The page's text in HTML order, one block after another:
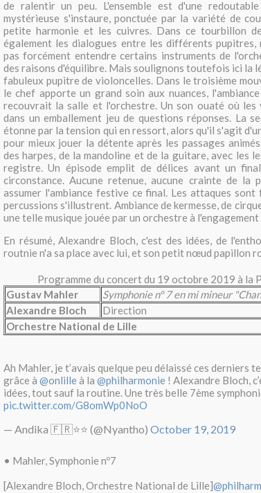
de ralentir un peu. L'ensemble est d'une
mystérieuse s'instaure, ponctuée par la variété de
petite harmonie et les cuivres. Dans ce tourbillon
également les dialogues entre les différents
pas forcément entendre certains instruments de
des raisons d'équilibre. Mais soulignons toutefois ici la
fabuleux pupitre de violoncelles. Dans le troisième
le chef apporte un grand soin aux nuances,
recouvrait la salle et l'orchestre. Un son ouaté où les
dans un emballement jeu de questions réponses. La
étonne par la tension qui en ressort, alors qu'il s'agit
pour mieux jouer la détente après les passages
des harpes, de la mandoline et de la guitare, avec les
registre. Un épisode emplit de délices avant un
circonstance. Aucune retenue, aucune crainte de
assumer l'ambiance festive ce final. Les attaques
percussions s'illustrent. Ambiance de kermesse, de
une telle musique jouée par un orchestre à
En résumé, Alexandre Bloch, c'est des idées, de
routnie n'a sa place avec lui, et son petit nœud papillon
Programme du concert du 19 octobre 2019 à la
Gustav Mahler
Symphonie n° 7 en mi mineur
Alexandre Bloch
Direction
Orchestre National de Lille
Ah Mahler, je t’avais quelque peu délaissé ces derniers
grâce à @onlilleà la @philharmonie ! Alexandre Bloch,
idées, tout sauf la routine. Une très belle 7ème
pic.twitter.com/G8omWp0NoO
— Andika 🇫🇷⭐️⭐️ (@Nyantho) October 19, 2019
• Mahler, Symphonie nº7
[Alexandre Bloch, Orchestre National de Lille]